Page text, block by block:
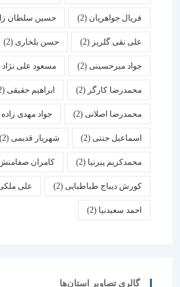
فریال جواهریان(2) حسین سلطان زاده(2)
علی نقی گلریز(2) حسن بلخاری(2)
جواد میرحسینی(2) مسعود علی نژاد(2)
محمدرضا کارگر(2) ابراهیم حقیقی(2)
محمدرضا اصلانی(2) جواد مهدی زاده(2)
اسماعیل جنتی(2) شهریار قدیمی(2)
محمدکریم پیرنیا (2) کامران صفامنش(2)
کورش دیباج طباطبایی(2) علی ملکی(2)
احمد سعیدنیا (2)
گالری تصاویر استان‌ها